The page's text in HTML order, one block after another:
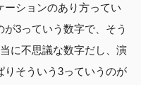
ーションのあり方ってい
3っていう数字で、そう
に不思議な数字だし、演
りそういう3っていうのが